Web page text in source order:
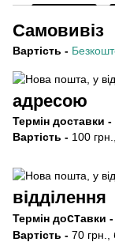
Самовивіз
Вартість -
адресою
Термін доставки -
Вартість - 100
відділення
Термін доставки -
Вартість - 70 грн.,